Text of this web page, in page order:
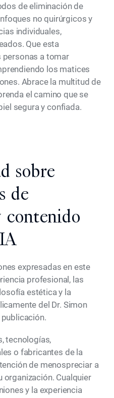
de eliminación de
no quirúrgicos y
individuales,
Que esta
personas a tomar
los matices
Abrace la multitud de
el camino que se
segura y confiada.
sobre
de
contenido
expresadas en este
profesional, las
estética y la
del Dr. Simon
tecnologías,
o fabricantes de la
de menospreciar a
organización. Cualquier
y la experiencia